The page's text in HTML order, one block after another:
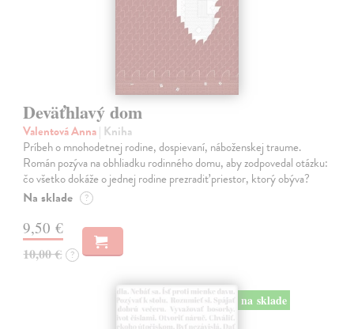
Deväťhlavý dom
Valentová Anna| Kniha
Príbeh o mnohodetnej rodine, dospievaní, náboženskej traume.
Román pozýva na obhliadku rodinného domu, aby zodpovedal otázku:
čo všetko dokáže o jednej rodine prezradiť priestor, ktorý obýva?
Na sklade ?
9,50 €
10,00 € ?
na sklade